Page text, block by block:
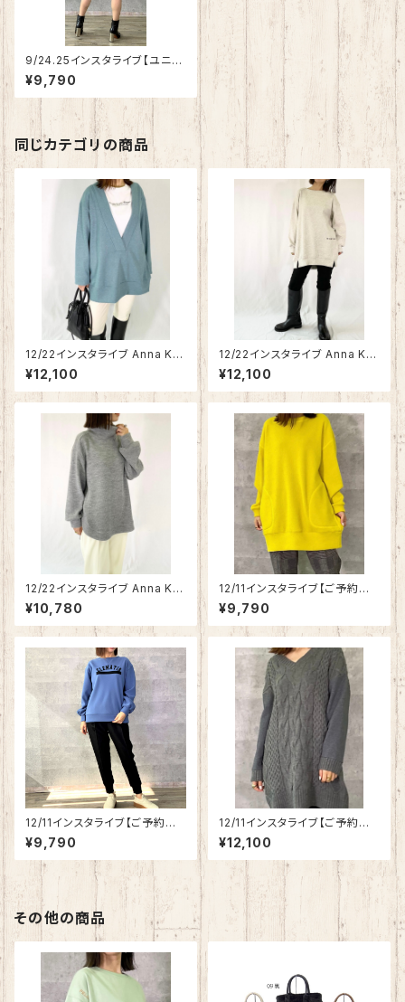
9/24.25インスタライブ【ユニセ
ックスサイズ】Anna Kerry リバ
ーシブルバックロゴトップス 852
13915【先行ご予約商品】
¥9,790
同じカテゴリの商品
12/22インスタライブ Anna Ker
ry ディープVネック ニットソー 2
7214915
¥12,100
12/22インスタライブ Anna Ker
ry サイド刺繍ロゴ フライスカッ
トソー 27214916
¥12,100
12/22インスタライブ Anna Ker
ry オフタートルラウンドヘム ニ
ットソー 27214914
¥10,780
12/11インスタライブ【ご予約商
品】Anna Kerry リブ織ニットソ
ートップス 04214903
¥9,790
12/11インスタライブ【ご予約商
品】Anna Kerry フロントライン
ロゴトレーナー 56214904
¥9,790
12/11インスタライブ【ご予約商
品】Anna Kerry ボンディング切
替トップス 61213802
¥12,100
その他の商品